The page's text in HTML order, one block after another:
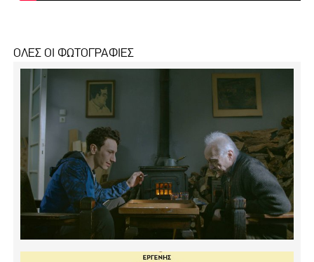
ΟΛΕΣ ΟΙ ΦΩΤΟΓΡΑΦΙΕΣ